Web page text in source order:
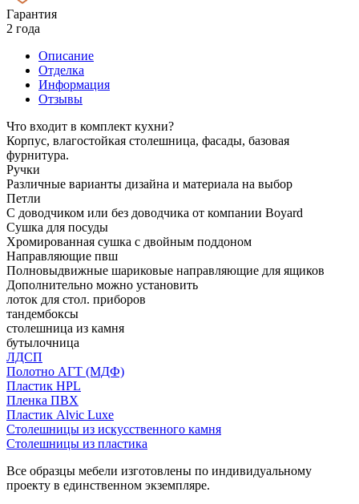
Гарантия
2 года
Описание
Отделка
Информация
Отзывы
Что входит в комплект кухни?
Корпус, влагостойкая столешница, фасады, базовая
фурнитура.
Ручки
Различные варианты дизайна и материала на выбор
Петли
С доводчиком или без доводчика от компании Boyard
Сушка для посуды
Хромированная сушка с двойным поддоном
Направляющие пвш
Полновыдвижные шариковые направляющие для ящиков
Дополнительно можно установить
лоток для стол. приборов
тандембоксы
столешница из камня
бутылочница
ЛДСП
Полотно АГТ (МДФ)
Пластик HPL
Пленка ПВХ
Пластик Alvic Luxe
Столешницы из искусственного камня
Столешницы из пластика
Все образцы мебели изготовлены по индивидуальному
проекту в единственном экземпляре.